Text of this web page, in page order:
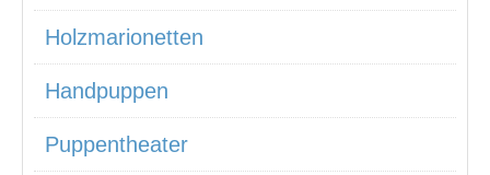
Holzmarionetten
Handpuppen
Puppentheater